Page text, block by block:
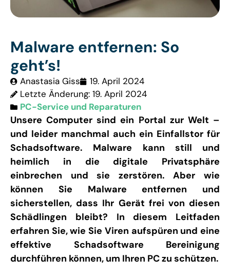
Malware entfernen: So
geht’s!
Anastasia Giss
19. April 2024
Letzte Änderung: 19. April 2024
PC-Service und Reparaturen
Unsere Computer sind ein Portal zur Welt –
und leider manchmal auch ein Einfallstor für
Schadsoftware. Malware kann still und
heimlich in die digitale Privatsphäre
einbrechen und sie zerstören. Aber wie
können Sie Malware entfernen und
sicherstellen, dass Ihr Gerät frei von diesen
Schädlingen bleibt? In diesem Leitfaden
erfahren Sie, wie Sie Viren aufspüren und eine
effektive Schadsoftware Bereinigung
durchführen können, um Ihren PC zu schützen.